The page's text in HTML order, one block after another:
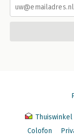
Colofon